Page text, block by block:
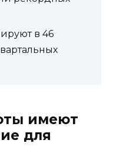
в 46
имеют
для